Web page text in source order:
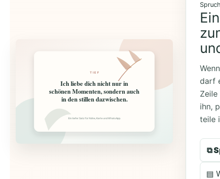
TIEF
Ich liebe dich nicht nur in
schönen Momenten, sondern auch
in den stillen dazwischen.
Ein tiefer Satz für Nähe, Karte und WhatsApp.
darf
ihn,
teile
⧉
▤